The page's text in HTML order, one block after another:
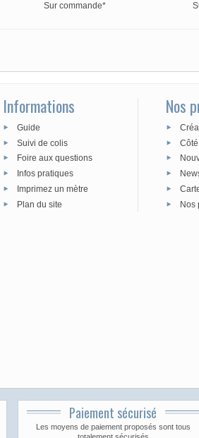
Sur commande*
Informations
Guide
Suivi de colis
Foire aux questions
Infos pratiques
Imprimez un mètre
Plan du site
Nos
Nos
Paiement sécurisé
Les moyens de paiement proposés sont tous